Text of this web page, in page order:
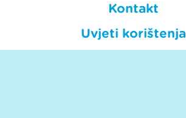
Kontakt
Uvjeti korištenja